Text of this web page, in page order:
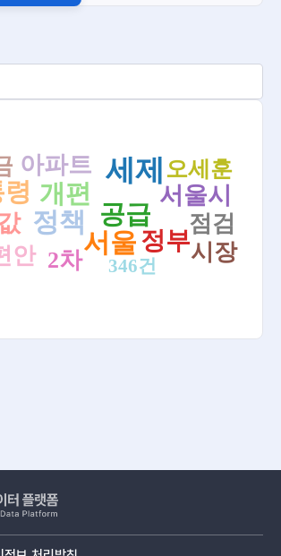
뉴스
시 부동산 토론회] “세제개편안은 낙제점
” - 조선비즈 - Chosunbiz
로는 표심 이탈“…’부동산 세제 개편’ 與
- 연합뉴스TV
시 부동산 토론회서 시민들 "공급·전월세
합뉴스
도부 "부동산 세제 개편안 합리적...국민
토
내 강보합…소리 없이 강한 ‘전주’ [감평
진단] - v.daum.net
검색 세제
정책
서울
공급
개편
정부
서울시
아파트
시장
2차
안
점검
오세훈
346건